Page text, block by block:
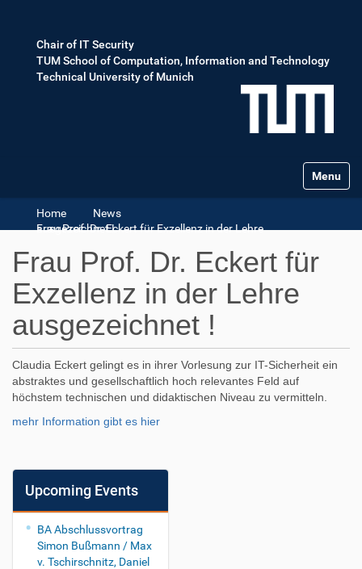
Chair of IT Security
TUM School of Computation, Information and Technology
Technical University of Munich
Toggle
Home
News
Frau Prof. Dr. Eckert für Exzellenz in der Lehre ausgezeichnet !
Frau Prof. Dr. Eckert für
Exzellenz in der Lehre
ausgezeichnet !
Claudia Eckert gelingt es in ihrer Vorlesung zur IT-Sicherheit ein
abstraktes und gesellschaftlich hoch relevantes Feld auf
höchstem technischen und didaktischen Niveau zu vermitteln.
mehr Information gibt es hier
Upcoming Events
BA Abschlussvortrag
Simon Bußmann / Max
v. Tschirschnitz, Daniel